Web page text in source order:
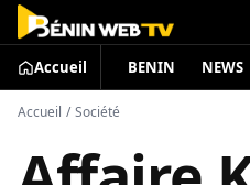
Accueil BENIN NEWS
Accueil / Société